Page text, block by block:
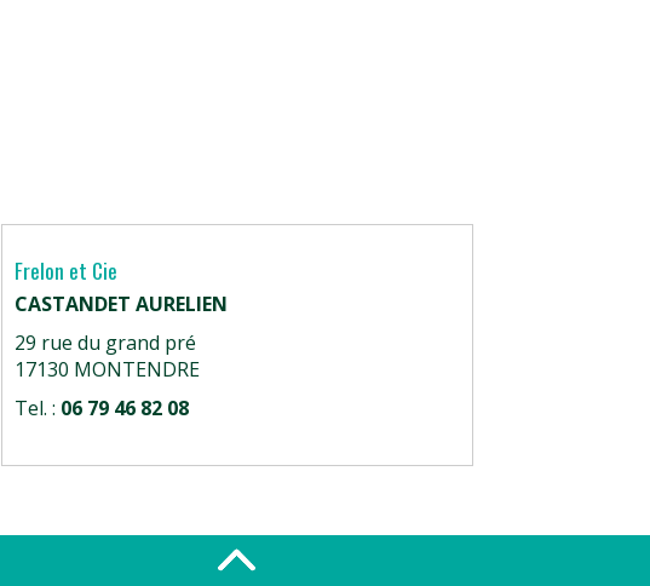
Frelon et Cie
CASTANDET AURELIEN
29 rue du grand pré
17130 MONTENDRE
Tel. : 06 79 46 82 08
plus d’infos